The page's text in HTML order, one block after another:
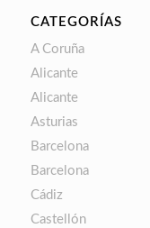
CATEGORÍAS
A Coruña
Alicante
Alicante
Asturias
Barcelona
Barcelona
Cádiz
Castellón